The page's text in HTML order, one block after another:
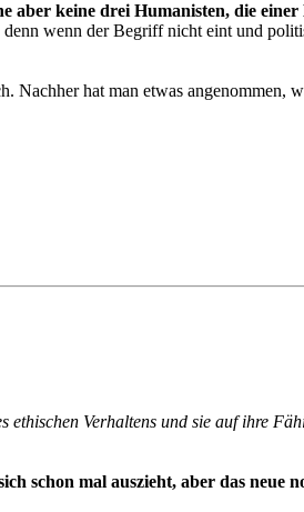
aber keine drei Humanisten, die
wenn der Begriff nicht eint und
hat man etwas angenommen,
Verhaltens und sie auf ihre
schon mal auszieht, aber das neue